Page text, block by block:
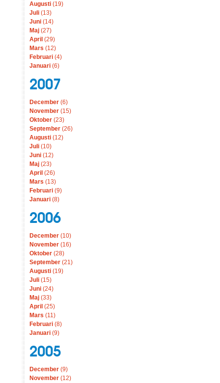
Augusti (19)
Juli (13)
Juni (14)
Maj (27)
April (29)
Mars (12)
Februari (4)
Januari (6)
2007
December (6)
November (15)
Oktober (23)
September (26)
Augusti (12)
Juli (10)
Juni (12)
Maj (23)
April (26)
Mars (13)
Februari (9)
Januari (8)
2006
December (10)
November (16)
Oktober (28)
September (21)
Augusti (19)
Juli (15)
Juni (24)
Maj (33)
April (25)
Mars (11)
Februari (8)
Januari (9)
2005
December (9)
November (12)